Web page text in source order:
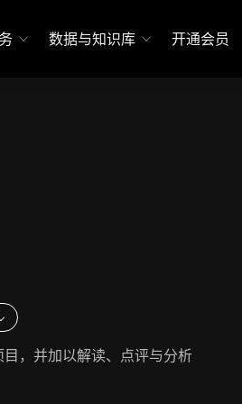
数据与知识库 开通会员
，并加以解读、点评与分析